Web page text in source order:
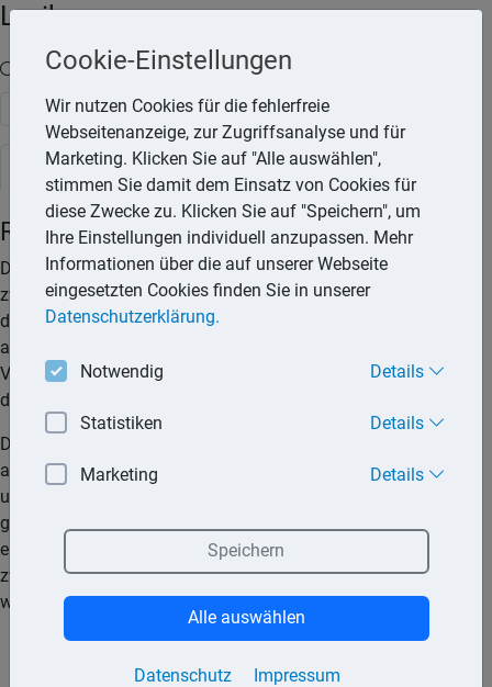
Lexika
Volltext-Suche in den Lexika
Suchen
Rechtslexikon
Reiseveranstalter
Der Reiseveranstalter ist ein Unternehmer, der mindestens
zwei Reiseleistungen zu einem Pauschalpreis anbietet und
diese Reisen im eigenen Namen, auf eigene Rechnung und
auf eigenes Risiko anbietet. Der Reiseveranstalter ist
Vertragspartner des Reisenden. Er schuldet dem Reisenden
die vertraglich vereinbarten Reiseleistungen.
Der Reiseveranstalter ist vom bloßen Reisevermittler
abzugrenzen. Nur der Reiseveranstalter haftet dem Reisenden
umfassend für alle zu erbringenden Reiseleistungen. Er hat
gegenüber dem Reisenden für etwaige Reisemängel
einzustehen. Dagegen vermittelt ein Reisebüro Reisen
zwischen einem Reiseveranstalter und dem Reisenden und
wird in diesem Fall nicht Vertragspartner des Reisenden.
Cookie-Einstellungen
Wir nutzen Cookies für die fehlerfreie
Webseitenanzeige, zur Zugriffsanalyse und für
Marketing. Klicken Sie auf "Alle auswählen",
stimmen Sie damit dem Einsatz von Cookies für
diese Zwecke zu. Klicken Sie auf "Speichern", um
Ihre Einstellungen individuell anzupassen. Mehr
Informationen über die auf unserer Webseite
eingesetzten Cookies finden Sie in unserer
Datenschutzerklärung.
Notwendig Details
Statistiken Details
Marketing Details
Datenschutz Impressum
Speichern
Alle auswählen